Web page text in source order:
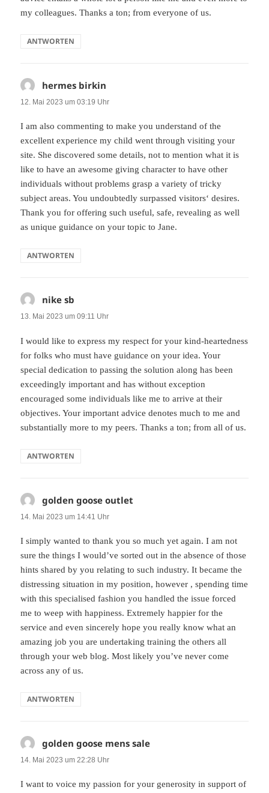
my colleagues. Thanks a ton; from everyone of us.
ANTWORTEN
hermes birkin
12. Mai 2023 um 03:19 Uhr
I am also commenting to make you understand of the
excellent experience my child went through visiting your
site. She discovered some details, not to mention what it is
like to have an awesome giving character to have other
individuals without problems grasp a variety of tricky
subject areas. You undoubtedly surpassed visitors‘ desires.
Thank you for offering such useful, safe, revealing as well
as unique guidance on your topic to Jane.
ANTWORTEN
nike sb
13. Mai 2023 um 09:11 Uhr
I would like to express my respect for your kind-heartedness
for folks who must have guidance on your idea. Your
special dedication to passing the solution along has been
exceedingly important and has without exception
encouraged some individuals like me to arrive at their
objectives. Your important advice denotes much to me and
substantially more to my peers. Thanks a ton; from all of us.
ANTWORTEN
golden goose outlet
14. Mai 2023 um 14:41 Uhr
I simply wanted to thank you so much yet again. I am not
sure the things I would’ve sorted out in the absence of those
hints shared by you relating to such industry. It became the
distressing situation in my position, however , spending time
with this specialised fashion you handled the issue forced
me to weep with happiness. Extremely happier for the
service and even sincerely hope you really know what an
amazing job you are undertaking training the others all
through your web blog. Most likely you’ve never come
across any of us.
ANTWORTEN
golden goose mens sale
14. Mai 2023 um 22:28 Uhr
I want to voice my passion for your generosity in support of